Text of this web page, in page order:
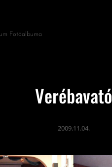
Fotóalbuma
Verébavató
2009.11.04.